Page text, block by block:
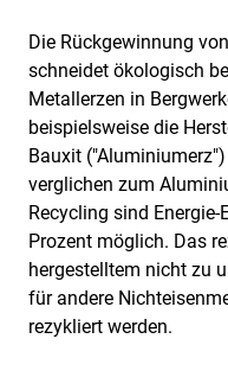
Die Rückgewinnung
schneidet ökologisch
Metallerzen in
beispielsweise die
Bauxit
verglichen zum
Recycling sind
Prozent möglich. Das
hergestelltem nicht zu
für andere
rezykliert werden.